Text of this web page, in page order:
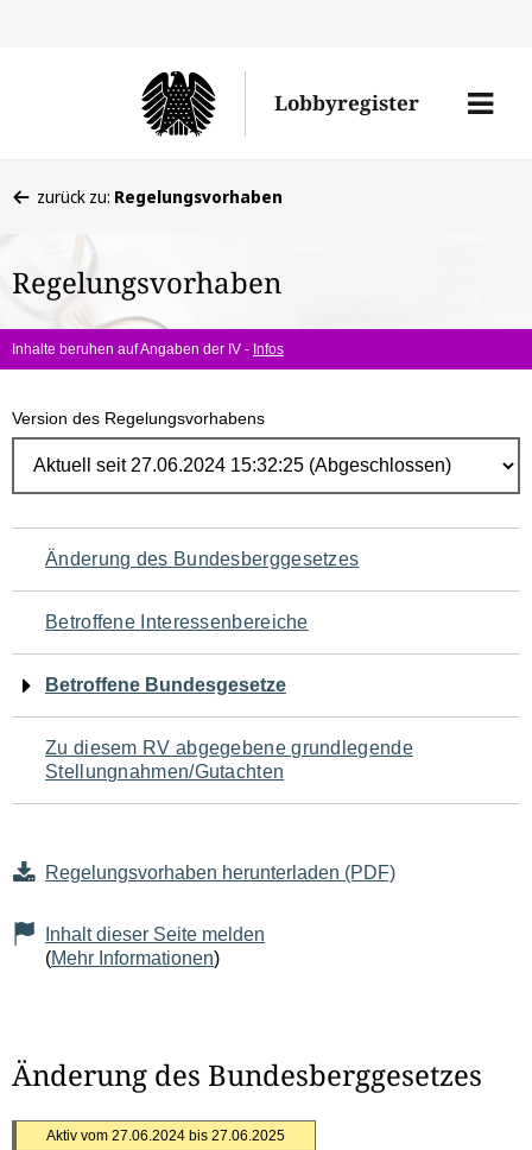
Lobbyregister
Menü
befinden
hier:
zurück zu: Regelungsvorhaben
Regelungsvorhaben
Inhalte beruhen auf Angaben der IV - Infos
Version des Regelungsvorhabens
Navigation
für
den
Seiteninhalt
Änderung des Bundesberggesetzes
Betroffene Interessenbereiche
Betroffene Bundesgesetze
Zu diesem RV abgegebene grundlegende
Stellungnahmen/Gutachten
Regelungsvorhaben herunterladen (PDF)
Inhalt dieser Seite melden
(Mehr Informationen)
Änderung des Bundesberggesetzes
Aktiv vom 27.06.2024 bis 27.06.2025